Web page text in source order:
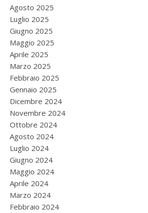
Agosto 2025
Luglio 2025
Giugno 2025
Maggio 2025
Aprile 2025
Marzo 2025
Febbraio 2025
Gennaio 2025
Dicembre 2024
Novembre 2024
Ottobre 2024
Agosto 2024
Luglio 2024
Giugno 2024
Maggio 2024
Aprile 2024
Marzo 2024
Febbraio 2024